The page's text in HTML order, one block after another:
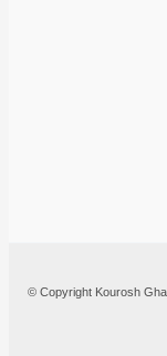
© Copyright Kourosh